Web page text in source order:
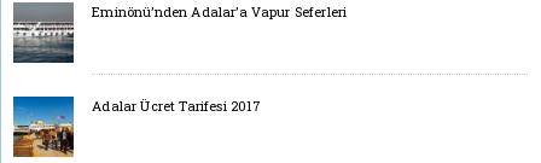
Eminönü’nden Adalar’a Vapur Seferleri
Adalar Ücret Tarifesi 2017